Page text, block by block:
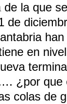
de la que
de
en
¿por que
colas de